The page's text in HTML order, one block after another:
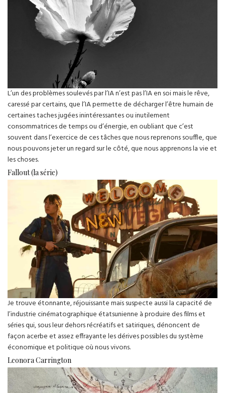
L’un des problèmes soulevés par l’IA n’est pas l’IA en soi mais le rêve,
caressé par certains, que l’IA permette de décharger l’être humain de
certaines taches jugées inintéressantes ou inutilement
consommatrices de temps ou d’énergie, en oubliant que c’est
souvent dans l’exercice de ces tâches que nous reprenons souffle, que
nous pouvons jeter un regard sur le côté, que nous apprenons la vie et
les choses.
Fallout (la série)
Je trouve étonnante, réjouissante mais suspecte aussi la capacité de
l’industrie cinématographique étatsunienne à produire des films et
séries qui, sous leur dehors récréatifs et satiriques, dénoncent de
façon acerbe et assez effrayante les dérives possibles du système
économique et politique où nous vivons.
Leonora Carrington